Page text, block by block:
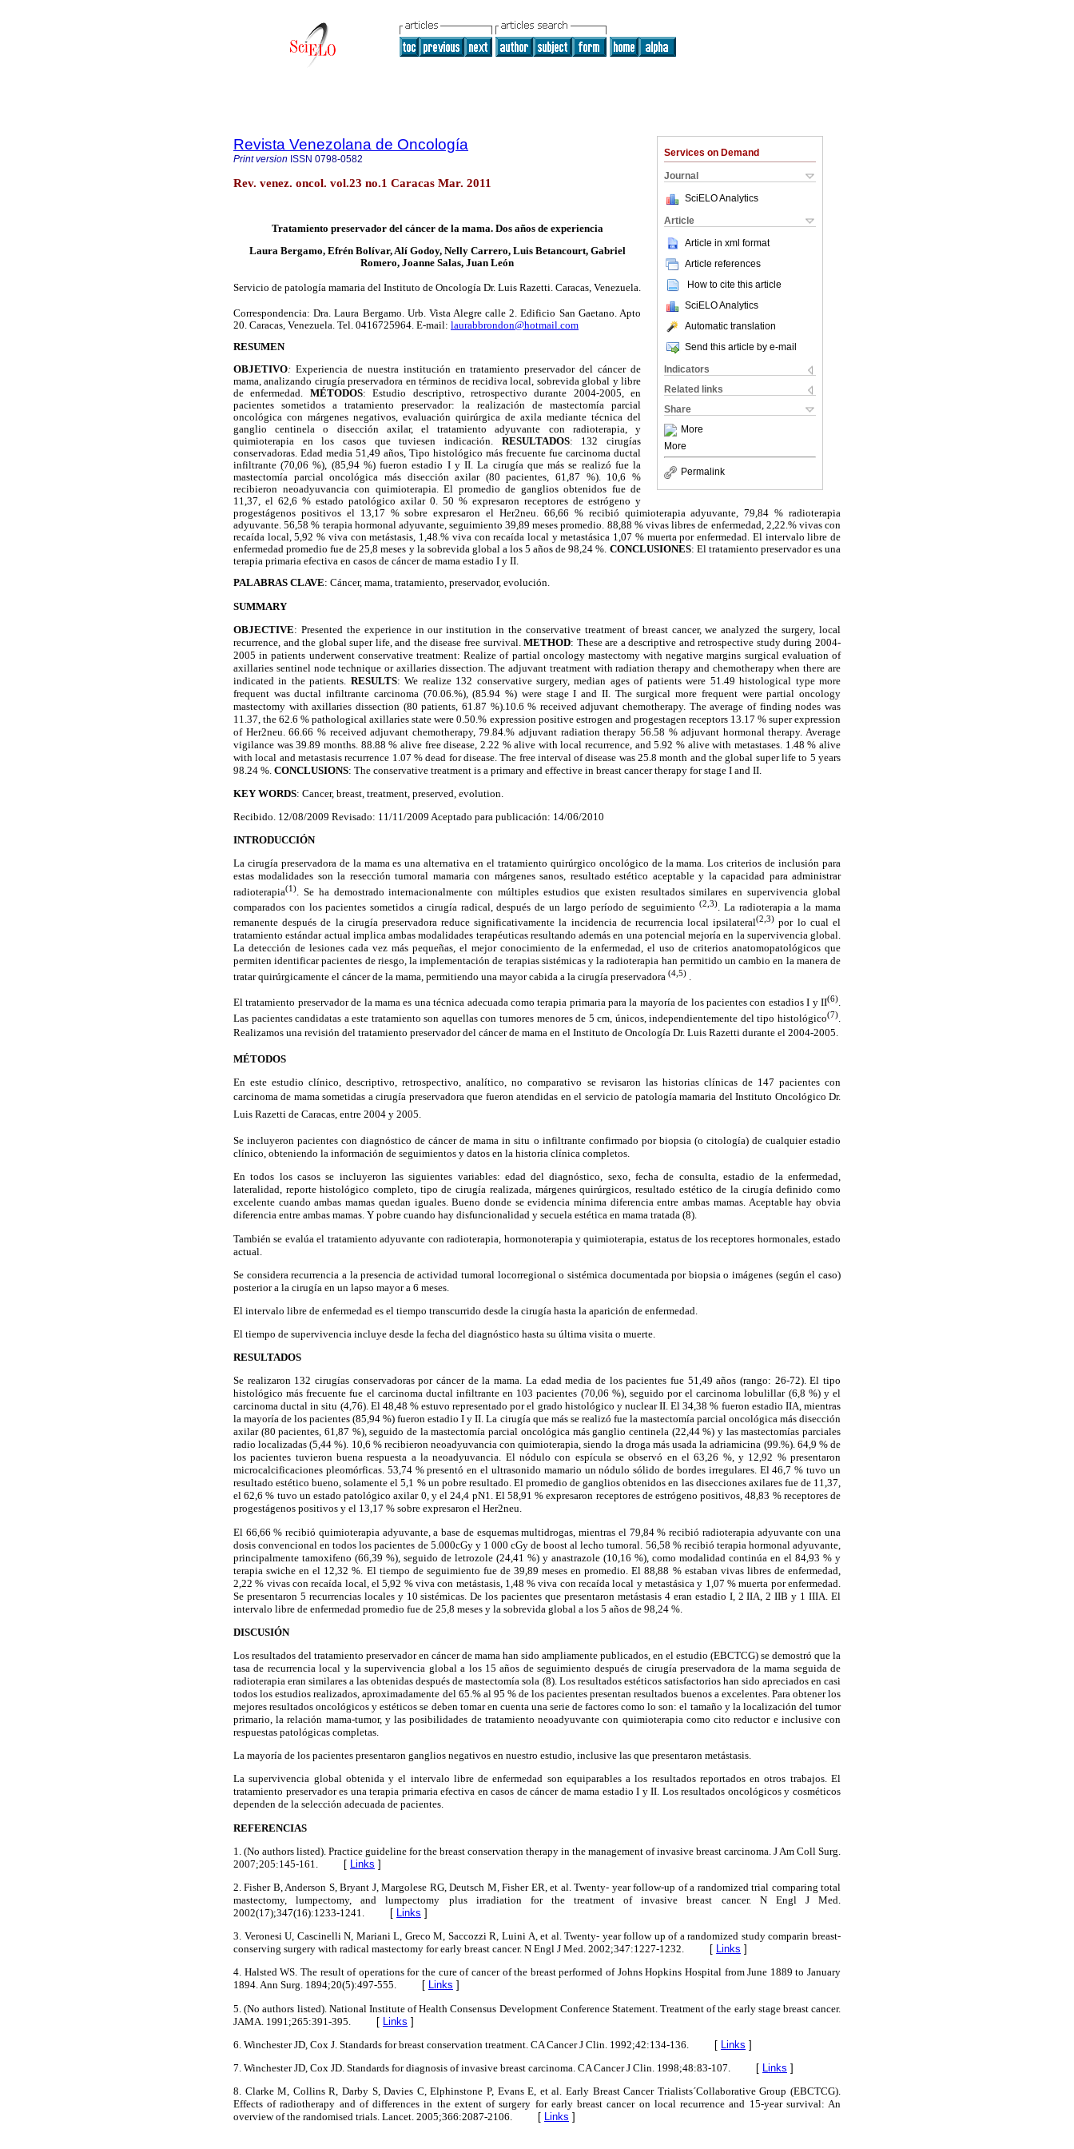
Services on Demand
Journal
SciELO Analytics
Article
Article in xml format
Article references
How to cite this article
SciELO Analytics
Automatic translation
Send this article by e-mail
Indicators
Related links
Share
More
More
Permalink
Revista Venezolana de Oncología
Print version ISSN 0798-0582
Rev. venez. oncol. vol.23 no.1 Caracas Mar. 2011
Tratamiento preservador del cáncer de la mama. Dos años de experiencia
Laura Bergamo, Efrén Bolívar, Alí Godoy, Nelly Carrero, Luis Betancourt, Gabriel
Romero, Joanne Salas, Juan León
Servicio de patología mamaria del Instituto de Oncología Dr. Luis Razetti. Caracas, Venezuela.
Correspondencia: Dra. Laura Bergamo. Urb. Vista Alegre calle 2. Edificio San Gaetano. Apto
20. Caracas, Venezuela. Tel. 0416725964. E-mail: laurabbrondon@hotmail.com
RESUMEN
OBJETIVO: Experiencia de nuestra institución en tratamiento preservador del cáncer de
mama, analizando cirugía preservadora en términos de recidiva local, sobrevida global y libre
de enfermedad. MÉTODOS: Estudio descriptivo, retrospectivo durante 2004-2005, en
pacientes sometidos a tratamiento preservador: la realización de mastectomía parcial
oncológica con márgenes negativos, evaluación quirúrgica de axila mediante técnica del
ganglio centinela o disección axilar, el tratamiento adyuvante con radioterapia, y
quimioterapia en los casos que tuviesen indicación. RESULTADOS: 132 cirugías
conservadoras. Edad media 51,49 años, Tipo histológico más frecuente fue carcinoma ductal
infiltrante (70,06 %), (85,94 %) fueron estadio I y II. La cirugía que más se realizó fue la
mastectomía parcial oncológica más disección axilar (80 pacientes, 61,87 %). 10,6 %
recibieron neoadyuvancia con quimioterapia. El promedio de ganglios obtenidos fue de
11,37, el 62,6 % estado patológico axilar 0. 50 % expresaron receptores de estrógeno y
progestágenos positivos el 13,17 % sobre expresaron el Her2neu. 66,66 % recibió quimioterapia adyuvante, 79,84 % radioterapia
adyuvante. 56,58 % terapia hormonal adyuvante, seguimiento 39,89 meses promedio. 88,88 % vivas libres de enfermedad, 2,22.% vivas con
recaída local, 5,92 % viva con metástasis, 1,48.% viva con recaída local y metastásica 1,07 % muerta por enfermedad. El intervalo libre de
enfermedad promedio fue de 25,8 meses y la sobrevida global a los 5 años de 98,24 %. CONCLUSIONES: El tratamiento preservador es una
terapia primaria efectiva en casos de cáncer de mama estadio I y II.
PALABRAS CLAVE: Cáncer, mama, tratamiento, preservador, evolución.
SUMMARY
OBJECTIVE: Presented the experience in our institution in the conservative treatment of breast cancer, we analyzed the surgery, local
recurrence, and the global super life, and the disease free survival.METHOD: These are a descriptive and retrospective study during 2004-
2005 in patients underwent conservative treatment: Realize of partial oncology mastectomy with negative margins surgical evaluation of
axillaries sentinel node technique or axillaries dissection. The adjuvant treatment with radiation therapy and chemotherapy when there are
indicated in the patients. RESULTS: We realize 132 conservative surgery, median ages of patients were 51.49 histological type more
frequent was ductal infiltrante carcinoma (70.06.%), (85.94 %) were stage I and II. The surgical more frequent were partial oncology
mastectomy with axillaries dissection (80 patients, 61.87 %).10.6 % received adjuvant chemotherapy. The average of finding nodes was
11.37, the 62.6 % pathological axillaries state were 0.50.% expression positive estrogen and progestagen receptors 13.17 % super expression
of Her2neu. 66.66 % received adjuvant chemotherapy, 79.84.% adjuvant radiation therapy 56.58 % adjuvant hormonal therapy. Average
vigilance was 39.89 months. 88.88 % alive free disease, 2.22 % alive with local recurrence, and 5.92 % alive with metastases. 1.48 % alive
with local and metastasis recurrence 1.07 % dead for disease. The free interval of disease was 25.8 month and the global super life to 5 years
98.24 %. CONCLUSIONS: The conservative treatment is a primary and effective in breast cancer therapy for stage I and II.
KEY WORDS: Cancer, breast, treatment, preserved, evolution.
Recibido. 12/08/2009 Revisado: 11/11/2009 Aceptado para publicación: 14/06/2010
INTRODUCCIÓN
La cirugía preservadora de la mama es una alternativa en el tratamiento quirúrgico oncológico de la mama. Los criterios de inclusión para
estas modalidades son la resección tumoral mamaria con márgenes sanos, resultado estético aceptable y la capacidad para administrar
radioterapia(1)
. Se ha demostrado internacionalmente con múltiples estudios que existen resultados similares en supervivencia global
comparados con los pacientes sometidos a cirugía radical, después de un largo período de seguimiento (2,3). La radioterapia a la mama
remanente después de la cirugía preservadora reduce significativamente la incidencia de recurrencia local ipsilateral(2,3) por lo cual el
tratamiento estándar actual implica ambas modalidades terapéuticas resultando además en una potencial mejoría en la supervivencia global.
La detección de lesiones cada vez más pequeñas, el mejor conocimiento de la enfermedad, el uso de criterios anatomopatológicos que
permiten identificar pacientes de riesgo, la implementación de terapias sistémicas y la radioterapia han permitido un cambio en la manera de
tratar quirúrgicamente el cáncer de la mama, permitiendo una mayor cabida a la cirugía preservadora (4,5)
El tratamiento preservador de la mama es una técnica adecuada como terapia primaria para la mayoría de los pacientes con estadios I y II(6).
Las pacientes candidatas a este tratamiento son aquellas con tumores menores de 5 cm, únicos, independientemente del tipo histológico(7)
Realizamos una revisión del tratamiento preservador del cáncer de mama en el Instituto de Oncología Dr. Luis Razetti durante el 2004-2005.
MÉTODOS
En este estudio clínico, descriptivo, retrospectivo, analítico, no comparativo se revisaron las historias clínicas de 147 pacientes con
carcinoma de mama sometidas a cirugía preservadora que fueron atendidas en el servicio de patología mamaria del Instituto Oncológico Dr.
Luis Razetti de Caracas, entre 2004 y 2005.
Se incluyeron pacientes con diagnóstico de cáncer de mama in situ o infiltrante confirmado por biopsia (o citología) de cualquier estadio
clínico, obteniendo la información de seguimientos y datos en la historia clínica completos.
En todos los casos se incluyeron las siguientes variables: edad del diagnóstico, sexo, fecha de consulta, estadio de la enfermedad,
lateralidad, reporte histológico completo, tipo de cirugía realizada, márgenes quirúrgicos, resultado estético de la cirugía definido como
excelente cuando ambas mamas quedan iguales. Bueno donde se evidencia mínima diferencia entre ambas mamas. Aceptable hay obvia
diferencia entre ambas mamas. Y pobre cuando hay disfuncionalidad y secuela estética en mama tratada (8).
También se evalúa el tratamiento adyuvante con radioterapia, hormonoterapia y quimioterapia, estatus de los receptores hormonales, estado
actual.
Se considera recurrencia a la presencia de actividad tumoral locorregional o sistémica documentada por biopsia o imágenes (según el caso)
posterior a la cirugía en un lapso mayor a 6 meses.
El intervalo libre de enfermedad es el tiempo transcurrido desde la cirugía hasta la aparición de enfermedad.
El tiempo de supervivencia incluye desde la fecha del diagnóstico hasta su última visita o muerte.
RESULTADOS
Se realizaron 132 cirugías conservadoras por cáncer de la mama. La edad media de los pacientes fue 51,49 años (rango: 26-72). El tipo
histológico más frecuente fue el carcinoma ductal infiltrante en 103 pacientes (70,06 %), seguido por el carcinoma lobulillar (6,8 %) y el
carcinoma ductal in situ (4,76). El 48,48 % estuvo representado por el grado histológico y nuclear II. El 34,38 % fueron estadio IIA, mientras
la mayoría de los pacientes (85,94 %) fueron estadio I y II. La cirugía que más se realizó fue la mastectomía parcial oncológica más disección
axilar (80 pacientes, 61,87 %), seguido de la mastectomía parcial oncológica más ganglio centinela (22,44 %) y las mastectomías parciales
radio localizadas (5,44 %). 10,6 % recibieron neoadyuvancia con quimioterapia, siendo la droga más usada la adriamicina (99.%). 64,9 % de
los pacientes tuvieron buena respuesta a la neoadyuvancia. El nódulo con espícula se observó en el 63,26 %, y 12,92 % presentaron
microcalcificaciones pleomórficas. 53,74 % presentó en el ultrasonido mamario un nódulo sólido de bordes irregulares. El 46,7 % tuvo un
resultado estético bueno, solamente el 5,1 % un pobre resultado. El promedio de ganglios obtenidos en las disecciones axilares fue de 11,37,
el 62,6 % tuvo un estado patológico axilar 0, y el 24,4 pN1. El 58,91 % expresaron receptores de estrógeno positivos, 48,83 % receptores de
progestágenos positivos y el 13,17 % sobre expresaron el Her2neu.
El 66,66 % recibió quimioterapia adyuvante, a base de esquemas multidrogas, mientras el 79,84 % recibió radioterapia adyuvante con una
dosis convencional en todos los pacientes de 5.000cGy y 1 000 cGy de boost al lecho tumoral. 56,58 % recibió terapia hormonal adyuvante,
principalmente tamoxifeno (66,39 %), seguido de letrozole (24,41 %) y anastrazole (10,16 %), como modalidad continúa en el 84,93 % y
terapia swiche en el 12,32 %. El tiempo de seguimiento fue de 39,89 meses en promedio. El 88,88 % estaban vivas libres de enfermedad,
2,22 % vivas con recaída local, el 5,92 % viva con metástasis, 1,48 % viva con recaída local y metastásica y 1,07 % muerta por enfermedad.
Se presentaron 5 recurrencias locales y 10 sistémicas. De los pacientes que presentaron metástasis 4 eran estadio I, 2 IIA, 2 IIB y 1 IIIA. El
intervalo libre de enfermedad promedio fue de 25,8 meses y la sobrevida global a los 5 años de 98,24 %.
DISCUSIÓN
Los resultados del tratamiento preservador en cáncer de mama han sido ampliamente publicados, en el estudio (EBCTCG) se demostró que la
tasa de recurrencia local y la supervivencia global a los 15 años de seguimiento después de cirugía preservadora de la mama seguida de
radioterapia eran similares a las obtenidas después de mastectomía sola (8). Los resultados estéticos satisfactorios han sido apreciados en casi
todos los estudios realizados, aproximadamente del 65.% al 95 % de los pacientes presentan resultados buenos a excelentes. Para obtener los
mejores resultados oncológicos y estéticos se deben tomar en cuenta una serie de factores como lo son: el tamaño y la localización del tumor
primario, la relación mama-tumor, y las posibilidades de tratamiento neoadyuvante con quimioterapia como cito reductor e inclusive con
respuestas patológicas completas.
La mayoría de los pacientes presentaron ganglios negativos en nuestro estudio, inclusive las que presentaron metástasis.
La supervivencia global obtenida y el intervalo libre de enfermedad son equiparables a los resultados reportados en otros trabajos. El
tratamiento preservador es una terapia primaria efectiva en casos de cáncer de mama estadio I y II. Los resultados oncológicos y cosméticos
dependen de la selección adecuada de pacientes.
REFERENCIAS
1. (No authors listed). Practice guideline for the breast conservation therapy in the management of invasive breast carcinoma. J Am Coll Surg.
2007;205:145-161.
[ Links ]
2. Fisher B, Anderson S, Bryant J, Margolese RG, Deutsch M, Fisher ER, et al. Twenty- year follow-up of a randomized trial comparing total
mastectomy, lumpectomy, and lumpectomy plus irradiation for the treatment of invasive breast cancer. N Engl J Med.
2002(17);347(16):1233-1241.
[ Links ]
3. Veronesi U, Cascinelli N, Mariani L, Greco M, Saccozzi R, Luini A, et al. Twenty- year follow up of a randomized study comparin breast-
conserving surgery with radical mastectomy for early breast cancer. N Engl J Med. 2002;347:1227-1232. [ Links ]
4. Halsted WS. The result of operations for the cure of cancer of the breast performed of Johns Hopkins Hospital from June 1889 to January
1894. Ann Surg. 1894;20(5):497-555. [ Links ]
5. (No authors listed). National Institute of Health Consensus Development Conference Statement. Treatment of the early stage breast cancer.
JAMA. 1991;265:391-395.
[ Links ]
6. Winchester JD, Cox J. Standards for breast conservation treatment. CA Cancer J Clin. 1992;42:134-136.
[ Links ]
7. Winchester JD, Cox JD. Standards for diagnosis of invasive breast carcinoma. CA Cancer J Clin. 1998;48:83-107.
[ Links ]
8. Clarke M, Collins R, Darby S, Davies C, Elphinstone P, Evans E, et al. Early Breast Cancer Trialists´Collaborative Group (EBCTCG).
Effects of radiotherapy and of differences in the extent of surgery for early breast cancer on local recurrence and 15-year survival: An
overview of the randomised trials. Lancet. 2005;366:2087-2106. [ Links ]